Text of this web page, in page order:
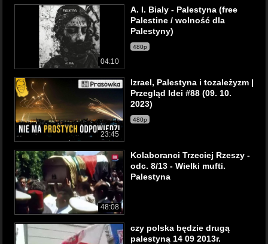
04:10
A. I. Bialy - Palestyna (free
Palestine / wolność dla
Palestyny)
480p
23:45
Izrael, Palestyna i tozależyzm |
Przegląd Idei #88 (09. 10.
2023)
480p
48:08
Kolaboranci Trzeciej Rzeszy -
odc. 8/13 - Wielki mufti.
Palestyna
czy polska będzie drugą
palestyną 14 09 2013r.